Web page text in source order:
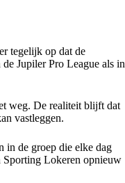
tegelijk op dat de
Jupiler Pro League als in
weg. De realiteit blijft dat
vastleggen.
in de groep die elke dag
Sporting Lokeren opnieuw